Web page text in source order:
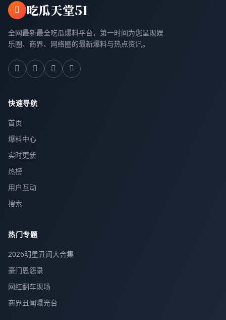
吃瓜天堂51
全网最新最全吃瓜爆料平台，第一时间为您呈现娱
乐圈、商界、网络圈的最新爆料与热点资讯。
快速导航
首页
爆料中心
实时更新
热榜
用户互动
搜索
热门专题
2026明星丑闻大合集
豪门恩怨录
网红翻车现场
商界丑闻曝光台